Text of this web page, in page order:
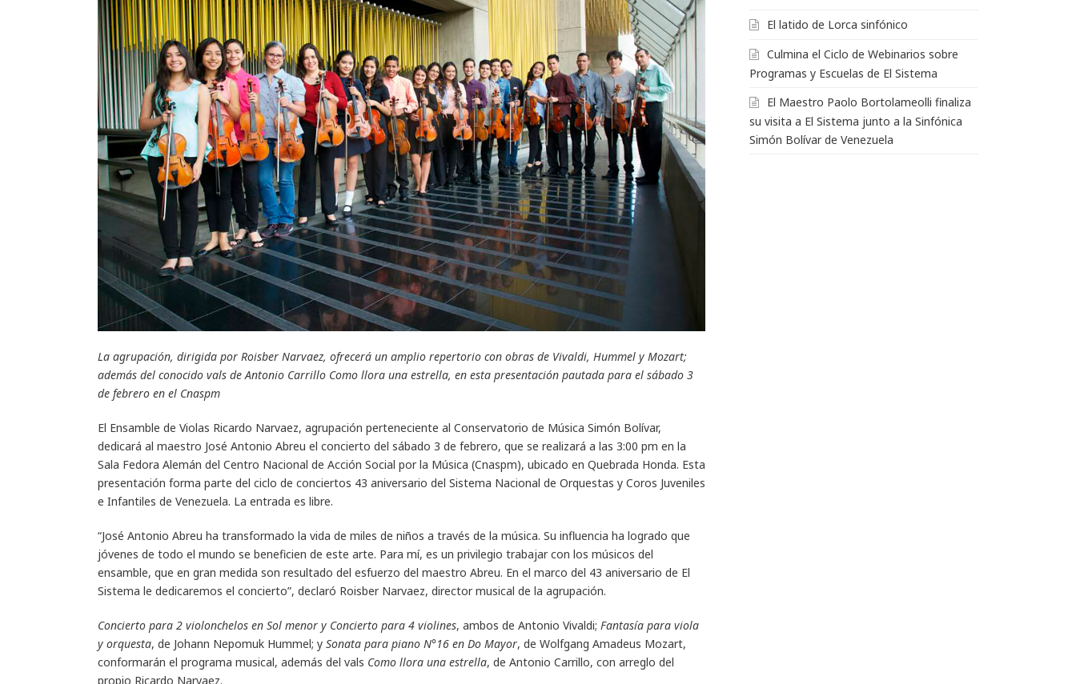
La agrupación, dirigida por Roisber Narvaez, ofrecerá un amplio repertorio con obras de Vivaldi, Hummel y Mozart;
además del conocido vals de Antonio Carrillo Como llora una estrella, en esta presentación pautada para el sábado 3
de febrero en el Cnaspm
El Ensamble de Violas Ricardo Narvaez, agrupación perteneciente al Conservatorio de Música Simón Bolívar,
dedicará al maestro José Antonio Abreu el concierto del sábado 3 de febrero, que se realizará a las 3:00 pm en la
Sala Fedora Alemán del Centro Nacional de Acción Social por la Música (Cnaspm), ubicado en Quebrada Honda. Esta
presentación forma parte del ciclo de conciertos 43 aniversario del Sistema Nacional de Orquestas y Coros Juveniles
e Infantiles de Venezuela. La entrada es libre.
“José Antonio Abreu ha transformado la vida de miles de niños a través de la música. Su influencia ha logrado que
jóvenes de todo el mundo se beneficien de este arte. Para mí, es un privilegio trabajar con los músicos del
ensamble, que en gran medida son resultado del esfuerzo del maestro Abreu. En el marco del 43 aniversario de El
Sistema le dedicaremos el concierto”, declaró Roisber Narvaez, director musical de la agrupación.
Concierto para 2 violonchelos en Sol menor y Concierto para 4 violines, ambos de Antonio Vivaldi; Fantasía para viola
y orquesta, de Johann Nepomuk Hummel; y Sonata para piano N°16 en Do Mayor, de Wolfgang Amadeus Mozart,
conformarán el programa musical, además del vals Como llora una estrella, de Antonio Carrillo, con arreglo del
propio Ricardo Narvaez.
El latido de Lorca sinfónico
Culmina el Ciclo de Webinarios sobre
Programas y Escuelas de El Sistema
El Maestro Paolo Bortolameolli finaliza
su visita a El Sistema junto a la Sinfónica
Simón Bolívar de Venezuela